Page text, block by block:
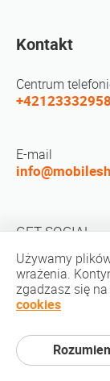
Kontakt
Centrum
E-mail
GET SOCIAL
Prawo autorskie ©
Wszystkie zdjęcia
Używamy
wrażenia.
zgadzasz się
cookies